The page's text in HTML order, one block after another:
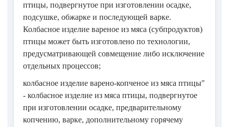
птицы, подвергнутое при изготовлении осадке,
подсушке, обжарке и последующей варке.
Колбасное изделие вареное из мяса (субпродуктов)
птицы может быть изготовлено по технологии,
предусматривающей совмещение либо исключение
отдельных процессов;
колбасное изделие варено-копченое из мяса птицы"
- колбасное изделие из мяса птицы, подвергнутое
при изготовлении осадке, предварительному
копчению, варке, дополнительному горячему